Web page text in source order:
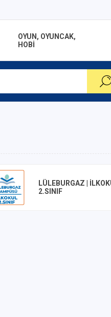
OYUN, OYUNCAK,
HOBİ
LÜLEBURGAZ |
2.SINIF